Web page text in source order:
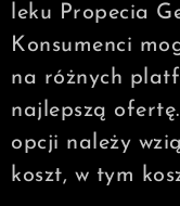
leku Propecia
Konsumenci
na różnych
najlepszą
opcji należy
koszt, w tym